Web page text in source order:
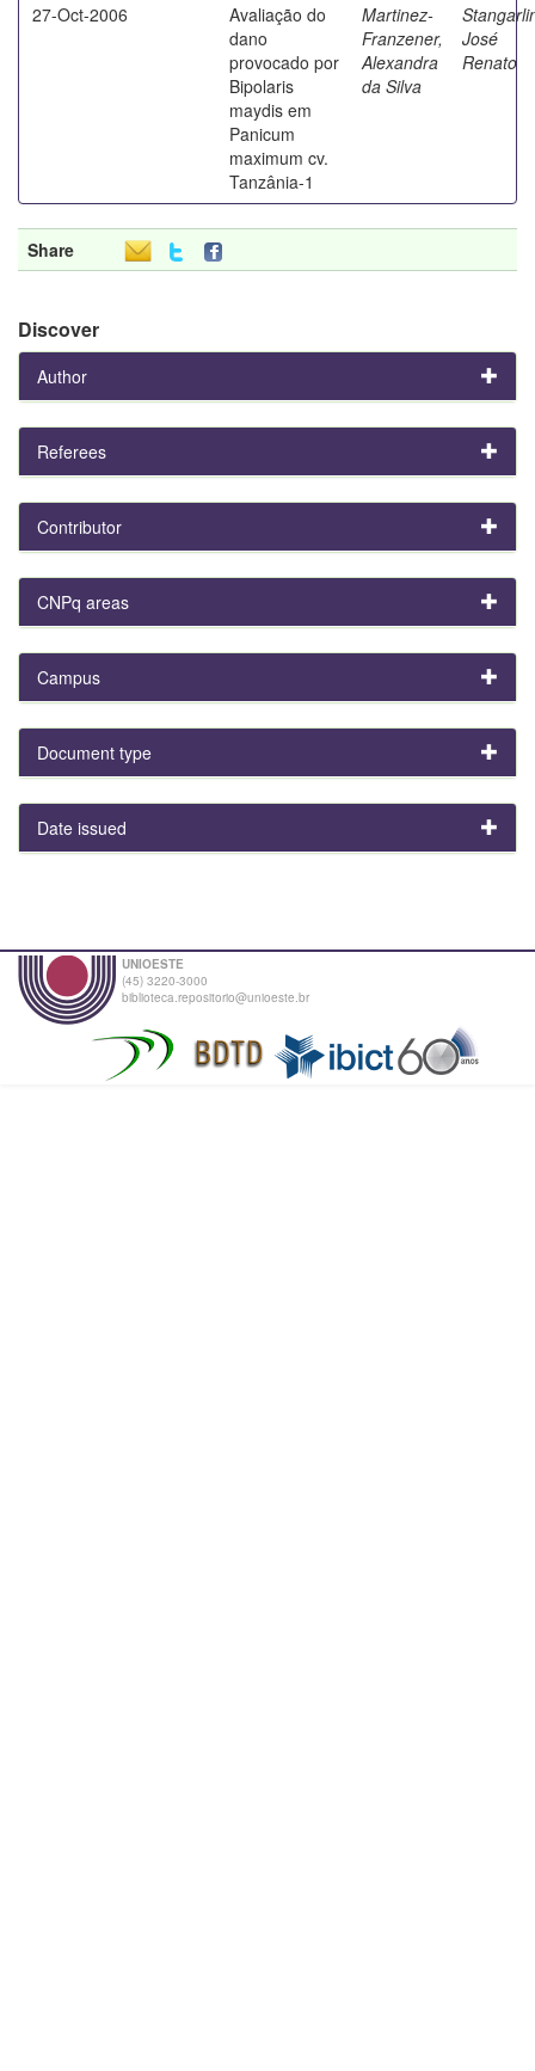
27-Oct-2006
Avaliação do
dano
provocado por
Bipolaris
maydis em
Panicum
maximum cv.
Tanzânia-1
Martinez-
Franzener,
Alexandra
da Silva
José
Renato
Share
Discover
Author
Referees
Contributor
CNPq areas
Campus
Document type
Date issued
UNIOESTE
(45) 3220-3000
biblioteca.repositorio@unioeste.br